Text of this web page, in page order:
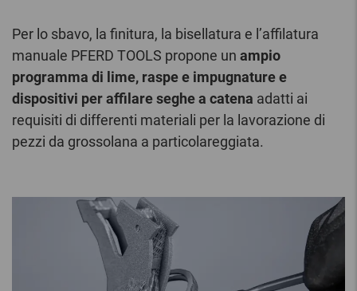
Per lo sbavo, la finitura, la bisellatura e l’affilatura
manuale PFERD TOOLS propone un ampio
programma di lime, raspe e impugnature e
dispositivi per affilare seghe a catena adatti ai
requisiti di differenti materiali per la lavorazione di
pezzi da grossolana a particolareggiata.